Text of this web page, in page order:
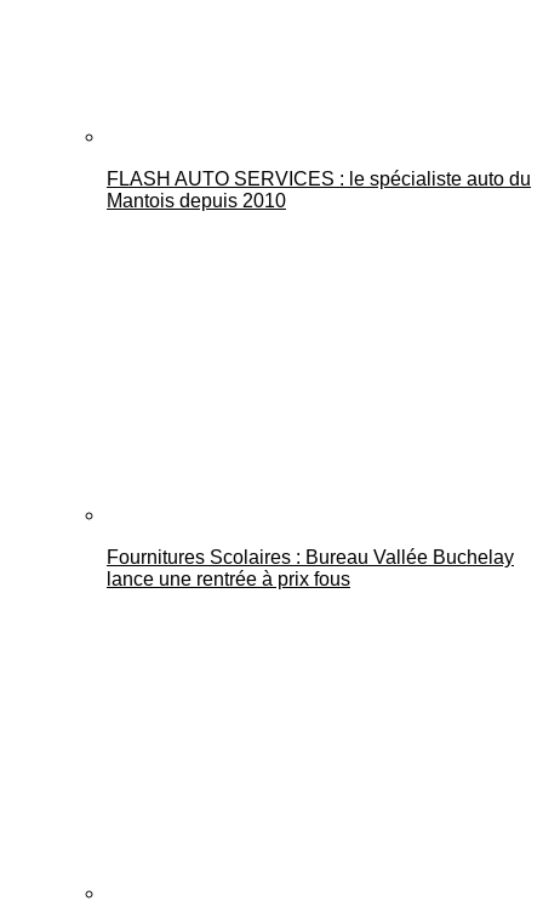
FLASH AUTO SERVICES : le spécialiste auto du
Mantois depuis 2010
Fournitures Scolaires : Bureau Vallée Buchelay
lance une rentrée à prix fous